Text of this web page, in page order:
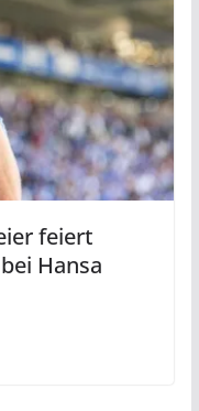
feiert
Hansa